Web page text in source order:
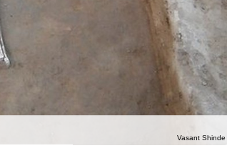
Vasant Shinde